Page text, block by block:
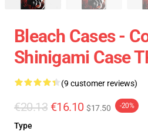
Bleach Cases -
Shinigami Case
(9 customer reviews)
€20.13 €16.10 $17.50 -20%
Type